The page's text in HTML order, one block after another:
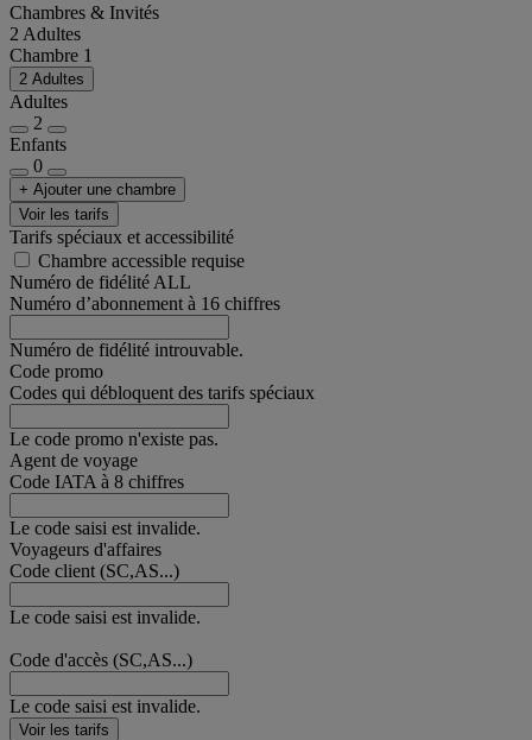
Chambres & Invités
2 Adultes
Chambre 1
2 Adultes
Adultes
2
Enfants
0
+ Ajouter une chambre
Voir les tarifs
Tarifs spéciaux et accessibilité
Chambre accessible requise
Numéro de fidélité ALL
Numéro d’abonnement à 16 chiffres
Numéro de fidélité introuvable.
Code promo
Codes qui débloquent des tarifs spéciaux
Le code promo n'existe pas.
Agent de voyage
Code IATA à 8 chiffres
Le code saisi est invalide.
Voyageurs d'affaires
Code client (SC,AS...)
Le code saisi est invalide.
Code d'accès (SC,AS...)
Le code saisi est invalide.
Voir les tarifs